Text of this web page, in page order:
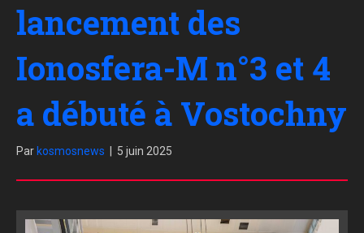
lancement des
Ionosfera-M n°3 et 4
a débuté à Vostochny
Par kosmosnews 5 juin 2025